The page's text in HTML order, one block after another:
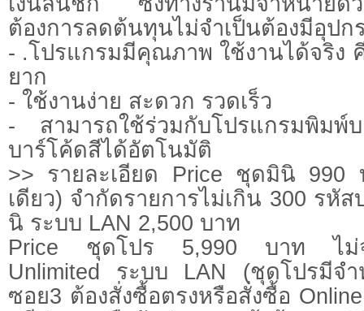
ต้องการลดต้นทุนไม่จำเป็นต้องมีอุป
- .โปรแกรมมีคุณภาพ ใช้งานได้จริง
ยาก
- ใช้งานง่าย สะดวก รวดเร็ว
- สามารถใช้ร่วมกับโปรแกรมพิมพ์
บาร์โค้ดสีได้อัตโนมัติ
>> รายละเอียด Price ชุดมินิ 990
เดียว) จำกัดรายการไม่เกิน 300 รหั
นิ ระบบ LAN 2,500 บาท
Price ชุดโปร 5,990 บาท ไม่จ
Unlimited ระบบ LAN (ชุดโปรมีจำ
ซอย3 ต้องสั่งซื้อตรงหรือสั่งซื้อ